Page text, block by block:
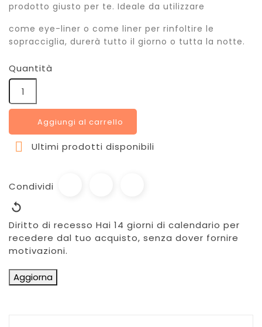
prodotto giusto per te. Ideale da utilizzare
come eye-liner o come liner per rinfoltire le
sopracciglia, durerà tutto il giorno o tutta la notte.
Quantità
Aggiungi al carrello
 Ultimi prodotti disponibili
Condividi
Diritto di recesso Hai 14 giorni di calendario per
recedere dal tuo acquisto, senza dover fornire
motivazioni.